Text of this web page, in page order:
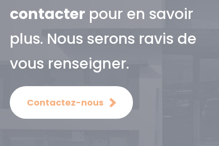
contacter pour en savoir
plus. Nous serons ravis de
vous renseigner.
Contactez-nous